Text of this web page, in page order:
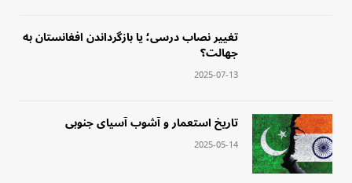
‏تغییر نصاب درسی؛ یا بازگرداندن افغانستان به
جهالت؟
2025-07-13
‏تاریخ استعمار و آشوب آسیای جنوبی
2025-05-14